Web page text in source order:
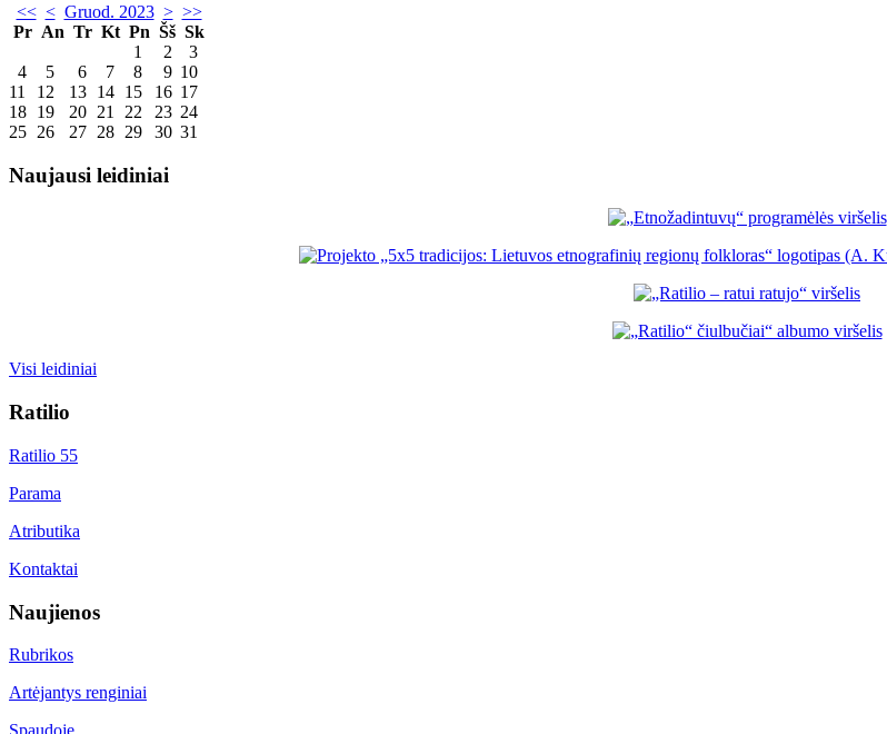
<< < Gruod. 2023 > >>
Pr An Tr Kt Pn Šš Sk
1
2
3
4
5 6 7 8 9 10
11
12 13 14 15 16 17
18 19 20 21 22 23 24
25 26 27 28 29 30 31
Naujausi leidiniai
Visi leidiniai
Ratilio
Ratilio 55
Parama
Atributika
Kontaktai
Naujienos
Rubrikos
Artėjantys renginiai